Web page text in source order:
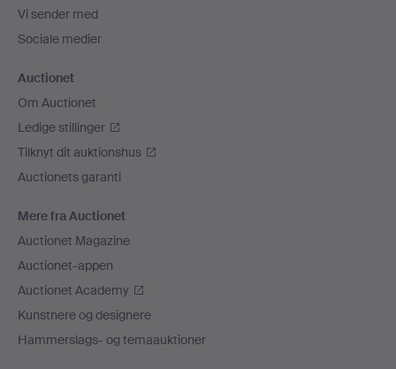
Vi sender med
Sociale medier
Auctionet
Om Auctionet
Ledige stillinger
Tilknyt dit auktionshus
Auctionets garanti
Mere fra Auctionet
Auctionet Magazine
Auctionet-appen
Auctionet Academy
Kunstnere og designere
Hammerslags- og temaauktioner